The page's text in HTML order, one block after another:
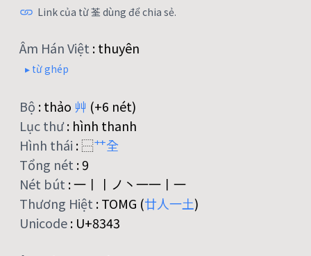
Link của từ 荃 dùng để chia sẻ.
Âm Hán Việt :thuyên
▸ từ ghép
Bộ :thảo 艸 (+6 nét)
Lục thư: hình thanh
Hình thái :⿱艹全
Tổng nét :9
Nét bút :一丨丨ノ丶一一丨一
Thương Hiệt :TOMG (廿人一土)
Unicode: U+8343